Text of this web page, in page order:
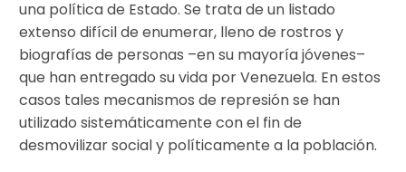
una política de Estado. Se trata de un listado
extenso difícil de enumerar, lleno de rostros y
biografías de personas –en su mayoría jóvenes–
que han entregado su vida por Venezuela. En estos
casos tales mecanismos de represión se han
utilizado sistemáticamente con el fin de
desmovilizar social y políticamente a la población.